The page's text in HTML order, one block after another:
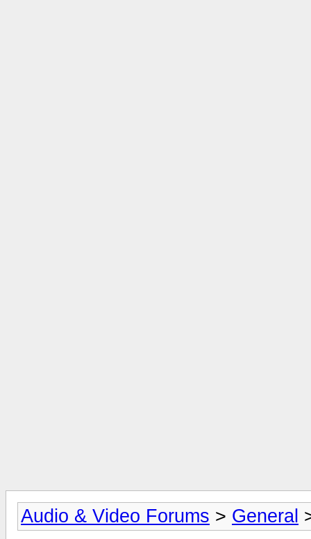
Audio & Video Forums > General